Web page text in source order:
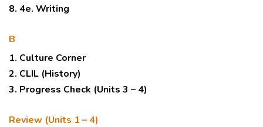
8. 4e. Writing
B
1. Culture Corner
2. CLIL (History)
3. Progress Check (Units 3 – 4)
Review (Units 1 – 4)